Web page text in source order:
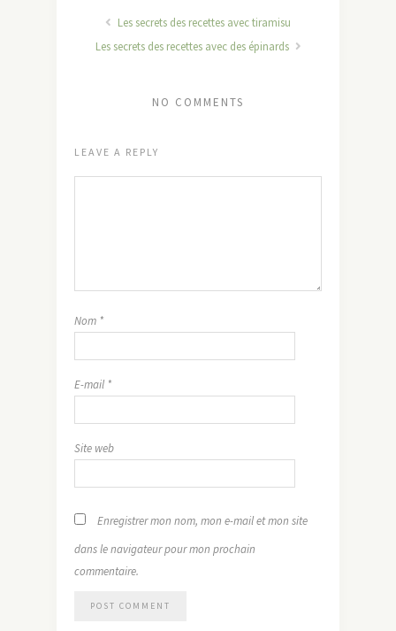
Les secrets des recettes avec tiramisu
Les secrets des recettes avec des épinards
NO COMMENTS
LEAVE A REPLY
Nom *
E-mail *
Site web
Enregistrer mon nom, mon e-mail et mon site
dans le navigateur pour mon prochain
commentaire.